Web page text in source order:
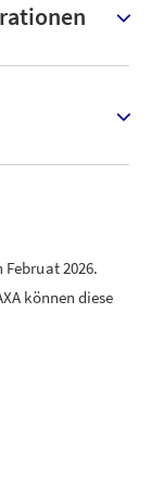
2026.
können diese